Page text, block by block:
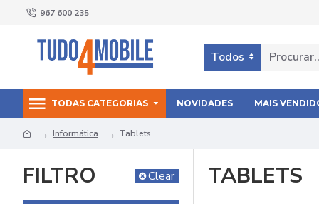
967 600 235
Todos
TODAS CATEGORIAS NOVIDADES MAIS
Informática Tablets
FILTRO Clear TABLETS